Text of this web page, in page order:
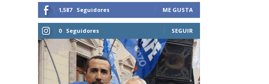
1,587 Seguidores ME GUSTA
0 Seguidores SEGUIR